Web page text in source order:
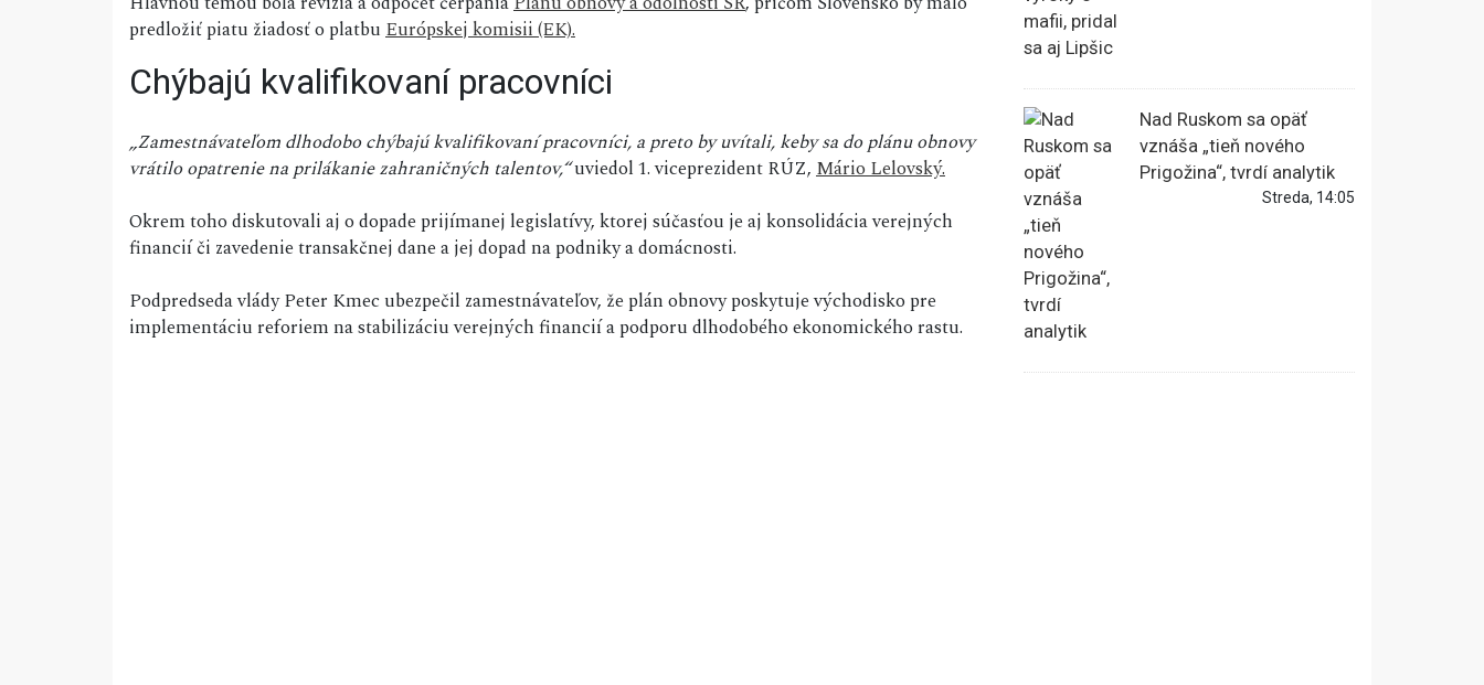
predložiť piatu žiadosť o platbuEurópskej komisii (EK).
Chýbajú kvalifikovaní pracovníci
„Zamestnávateľom dlhodobo chýbajú kvalifikovaní pracovníci, a preto by uvítali, keby sa do plánu obnovy
vrátilo opatrenie na prilákanie zahraničných talentov,“uviedol 1. viceprezident RÚZ,Mário Lelovský.
Okrem toho diskutovali aj o dopade prijímanej legislatívy, ktorej súčasťou je aj konsolidácia verejných
financií či zavedenie transakčnej dane a jej dopad na podniky a domácnosti.
Podpredseda vlády Peter Kmec ubezpečil zamestnávateľov, že plán obnovy poskytuje východisko pre
implementáciu reforiem na stabilizáciu verejných financií a podporu dlhodobého ekonomického rastu.
Nad Ruskom sa opäť
vznáša „tieň nového
Prigožina“, tvrdí analytik
Streda, 14:05